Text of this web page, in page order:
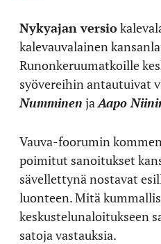
Nykyajan versio
kalevauvalainen
Runonkeruumatkoille
syövereihin antautuivat
Numminen ja Aapo
Vauva-foorumin
poimitut sanoitukset
sävellettynä nostavat
luonteen. Mitä
keskustelunaloitukseen
satoja vastauksia.